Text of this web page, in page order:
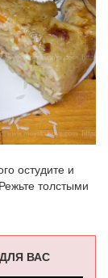
остудите и
толстыми
ВАС